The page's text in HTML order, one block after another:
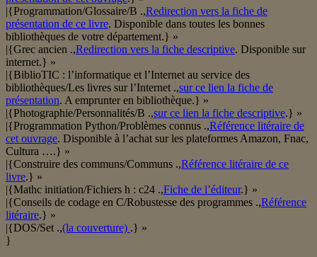
|{Programmation/Glossaire/B .,Redirection vers la fiche de
présentation de ce livre. Disponible dans toutes les bonnes
bibliothèques de votre département.} »
|{Grec ancien .,Redirection vers la fiche descriptive. Disponible sur
internet.} »
|{BiblioTIC : l’informatique et l’Internet au service des
bibliothèques/Les livres sur l’Internet .,sur ce lien la fiche de
présentation. A emprunter en bibliothèque.} »
|{Photographie/Personnalités/B .,sur ce lien la fiche descriptive.} »
|{Programmation Python/Problèmes connus .,Référence litéraire de
cet ouvrage. Disponible à l’achat sur les plateformes Amazon, Fnac,
Cultura ….} »
|{Construire des communs/Communs .,Référence litéraire de ce
livre.} »
|{Mathc initiation/Fichiers h : c24 .,Fiche de l’éditeur.} »
|{Conseils de codage en C/Robustesse des programmes .,Référence
litéraire.} »
|{DOS/Set .,(la couverture) .} »
}